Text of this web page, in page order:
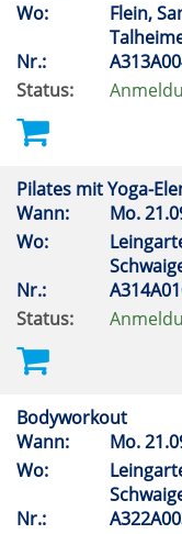
Wo:
Flein,
Nr.:
Status:
Pilates mit Yoga-
Wann:
Mo.
Wo:
Nr.:
Status:
Bodyworkout
Wann:
Mo.
Wo:
Nr.: